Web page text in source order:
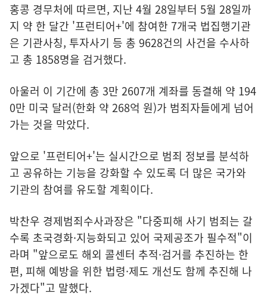
홍콩 경무처에 따르면, 지난 4월 28일부터 5월 28일까
지 약 한 달간 '프런티어+'에 참여한 7개국 법집행기관
은 기관사칭, 투자사기 등 총 9628건의 사건을 수사하
고 총 1858명을 검거했다.
아울러 이 기간에 총 3만 2607개 계좌를 동결해 약 194
0만 미국 달러(한화 약 268억 원)가 범죄자들에게 넘어
가는 것을 막았다.
앞으로 '프런티어+'는 실시간으로 범죄 정보를 분석하
고 공유하는 기능을 강화할 수 있도록 더 많은 국가와
기관의 참여를 유도할 계획이다.
박찬우 경제범죄수사과장은 "다중피해 사기 범죄는 갈
수록 초국경화·지능화되고 있어 국제공조가 필수적"이
라며 "앞으로도 해외 콜센터 추적·검거를 추진하는 한
편, 피해 예방을 위한 법령·제도 개선도 함께 추진해 나
가겠다"고 말했다.